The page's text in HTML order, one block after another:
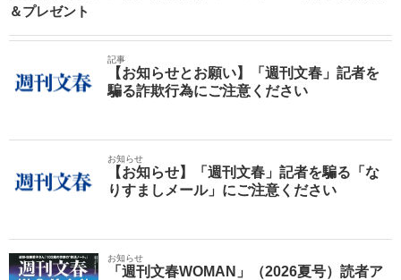
＆プレゼント
記事
【お知らせとお願い】「週刊文春」記者を
騙る詐欺行為にご注意ください
お知らせ
【お知らせ】「週刊文春」記者を騙る「な
りすましメール」にご注意ください
お知らせ
「週刊文春WOMAN」（2026夏号）読者ア